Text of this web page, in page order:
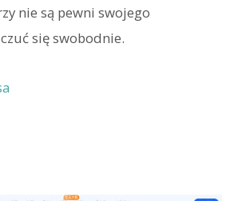
nie są pewni swojego
się swobodnie.